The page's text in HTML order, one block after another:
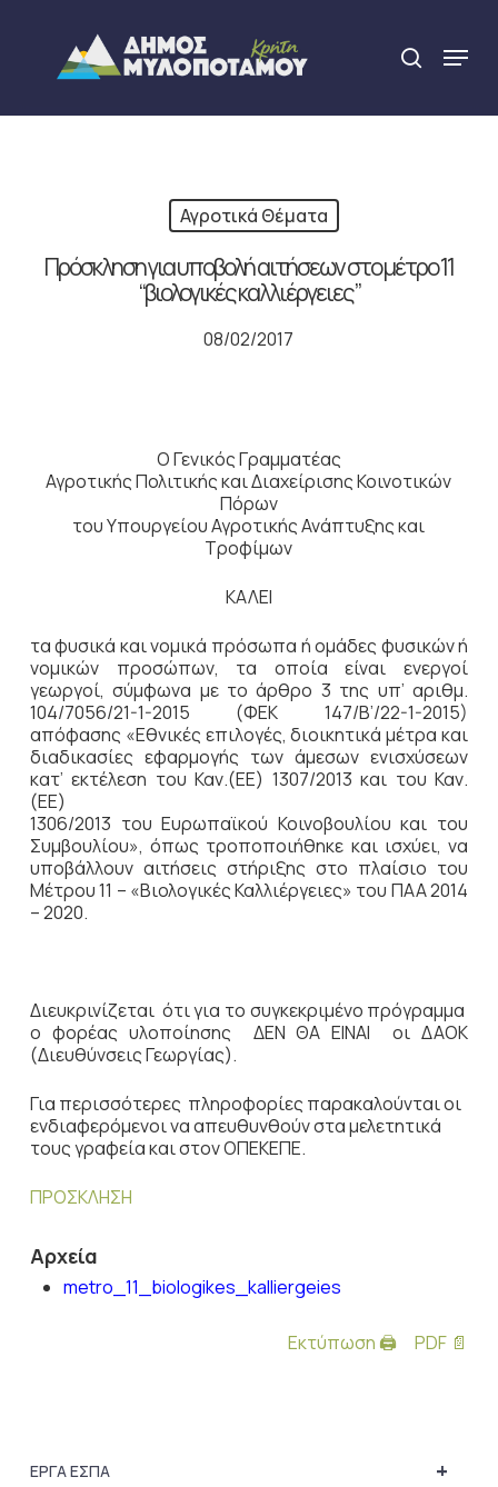
content
search
Menu
Αγροτικά Θέματα
Πρόσκληση για υποβολή αιτήσεων στο μέτρο 11
“βιολογικές καλλιέργειες”
08/02/2017
Ο Γενικός Γραμματέας
Αγροτικής Πολιτικής και Διαχείρισης Κοινοτικών
Πόρων
του Υπουργείου Αγροτικής Ανάπτυξης και
Τροφίμων
ΚΑΛΕΙ
τα φυσικά και νομικά πρόσωπα ή ομάδες φυσικών ή
νομικών προσώπων, τα οποία είναι ενεργοί
γεωργοί, σύμφωνα με το άρθρο 3 της υπ’ αριθμ.
104/7056/21-1-2015 (ΦΕΚ 147/Β’/22-1-2015)
απόφασης «Εθνικές επιλογές, διοικητικά μέτρα και
διαδικασίες εφαρμογής των άμεσων ενισχύσεων
κατ’ εκτέλεση του Καν.(ΕΕ) 1307/2013 και του Καν.
(ΕΕ)
1306/2013 του Ευρωπαϊκού Κοινοβουλίου και του
Συμβουλίου», όπως τροποποιήθηκε και ισχύει, να
υποβάλλουν αιτήσεις στήριξης στο πλαίσιο του
Μέτρου 11 – «Βιολογικές Καλλιέργειες» του ΠΑΑ 2014
– 2020.
Διευκρινίζεται ότι για το συγκεκριμένο πρόγραμμα
ο φορέας υλοποίησης ΔΕΝ ΘΑ ΕΙΝΑΙ οι ΔΑΟΚ
(Διευθύνσεις Γεωργίας).
Για περισσότερες πληροφορίες παρακαλούνται οι
ενδιαφερόμενοι να απευθυνθούν στα μελετητικά
τους γραφεία και στον ΟΠΕΚΕΠΕ.
ΠΡΟΣΚΛΗΣΗ
Αρχεία
metro_11_biologikes_kalliergeies
Εκτύπωση 🖨 PDF 📄
+
ΕΡΓΑ ΕΣΠΑ
Close